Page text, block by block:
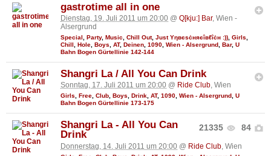
gastrotime all in one
Dienstag, 19. Juli 2011 um 20:00 @ Q[kju:] Bar, Wien -
Alsergrund
Special Party, Music Chill Out, Just Υηвєѕċняєîвℓîċн :)) Girls
Chill
Hole Boys AT, Deinen 1090 Wien - Alsergrund Bar, U
Bahn Bogen Gürtellinie 142-144
Shangri La / All You Can Drink
Sonntag, 17. Juli 2011 um 20:00 @ Ride Club, Wien
Girls, Free, Club, Boys, Drink, AT, 1090, Wien - Alsergrund, U
Bahn Bogen Gürtellinie 173-175
21335 84
Shangri La - All You Can
Drink
Donnerstag, 14. Juli 2011 um 20:00 @ Ride Club, Wien